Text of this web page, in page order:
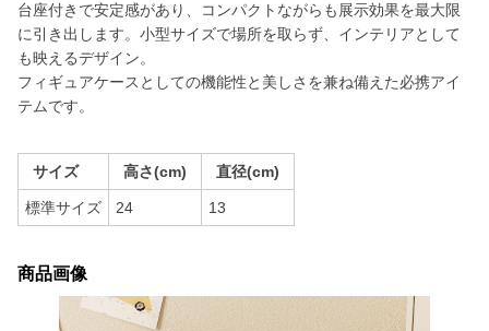
台座付きで安定感があり、コンパクトながらも展示効果を最大限
に引き出します。小型サイズで場所を取らず、インテリアとして
も映えるデザイン。
フィギュアケースとしての機能性と美しさを兼ね備えた必携アイ
テムです。
サイズ 高さ(cm) 直径(cm)
標準サイズ 24 13
商品画像